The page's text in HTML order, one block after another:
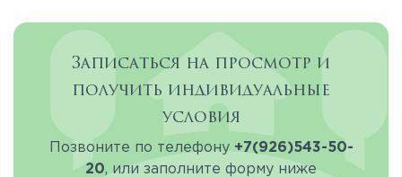
Записаться на просмотр и
получить индивидуальные
условия
Позвоните по телефону +7(926)543-50-
20, или заполните форму ниже